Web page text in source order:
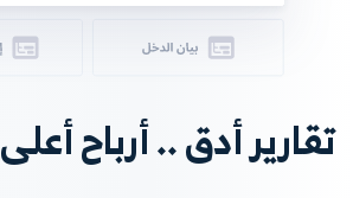
تقارير أدق .. أرباح أعلى